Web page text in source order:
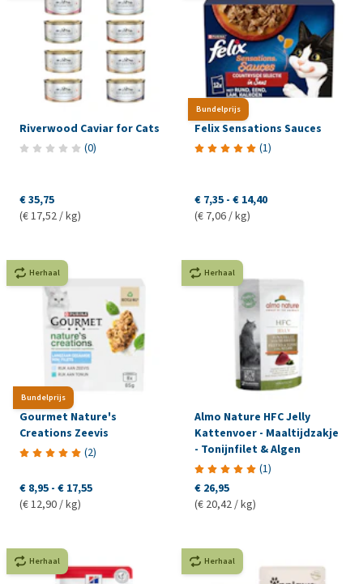
Riverwood Caviar for Cats
(0)
€ 35,75
(€ 17,52 / kg)
Bundelprijs
Felix Sensations Sauces
(1)
€ 7,35 - € 14,40
(€ 7,06 / kg)
Bundelprijs
Herhaal
Gourmet Nature's
Creations Zeevis
(2)
€ 8,95 - € 17,55
(€ 12,90 / kg)
Herhaal
Almo Nature HFC Jelly
Kattenvoer - Maaltijdzakje
- Tonijnfilet & Algen
(1)
€ 26,95
(€ 20,42 / kg)
Herhaal Herhaal